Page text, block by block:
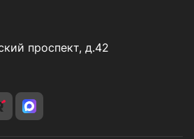
проспект, д.42